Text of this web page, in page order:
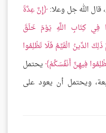
قال الله جل وعلا: إِنَّ عِدَّةَ
فِي كِتَابِ اللَّهِ يَوْمَ خَلَقَ
الدِّينُ الْقَيِّمُ فَلَا تَظْلِمُوا
فِيهِنَّ أَنْفُسَكُمْ يحتمل
ويحتمل أن يعود على